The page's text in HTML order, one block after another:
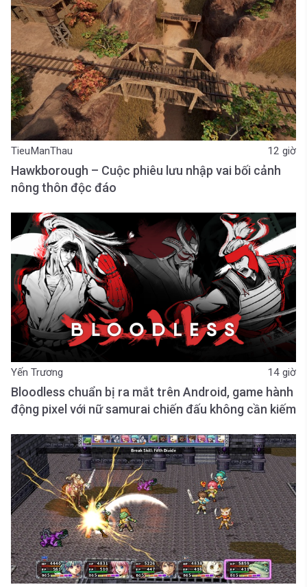
TieuManThau 12 giờ
Hawkborough – Cuộc phiêu lưu nhập vai bối cảnh
nông thôn độc đáo
Yến Trương 14 giờ
Bloodless chuẩn bị ra mắt trên Android, game hành
động pixel với nữ samurai chiến đấu không cần kiếm